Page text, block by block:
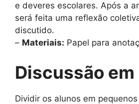
e deveres escolares. Após a
será feita uma reflexão
discutido.
– Materiais: Papel para
Discussão em
Dividir os alunos em